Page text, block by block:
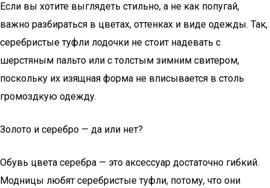
Если вы хотите выглядеть стильно, а не как попугай,
важно разбираться в цветах, оттенках и виде одежды. Так,
серебристые туфли лодочки не стоит надевать с
шерстяным пальто или с толстым зимним свитером,
поскольку их изящная форма не вписывается в столь
громоздкую одежду.
Золото и серебро — да или нет?
Обувь цвета серебра — это аксессуар достаточно гибкий.
Модницы любят серебристые туфли, потому, что они